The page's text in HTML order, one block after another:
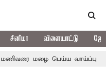
சினிமா விளையாட்டு
மழை பெய்ய வாய்ப்பு